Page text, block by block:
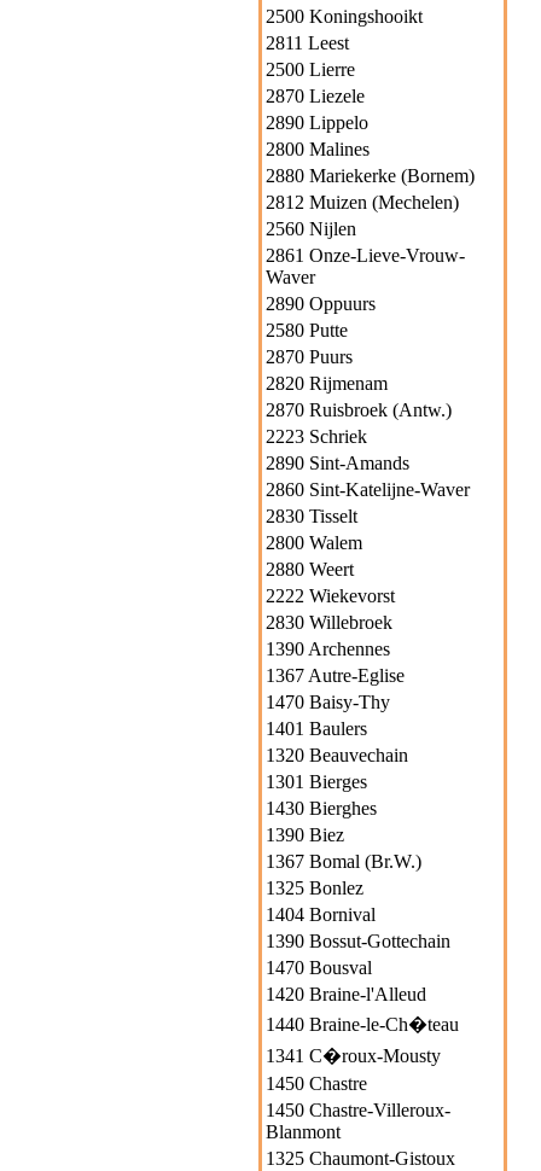
2500 Koningshooikt
2811 Leest
2500 Lierre
2870 Liezele
2890 Lippelo
2800 Malines
2880 Mariekerke (Bornem)
2812 Muizen (Mechelen)
2560 Nijlen
2861 Onze-Lieve-Vrouw-
Waver
2890 Oppuurs
2580 Putte
2870 Puurs
2820 Rijmenam
2870 Ruisbroek (Antw.)
2223 Schriek
2890 Sint-Amands
2860 Sint-Katelijne-Waver
2830 Tisselt
2800 Walem
2880 Weert
2222 Wiekevorst
2830 Willebroek
1390 Archennes
1367 Autre-Eglise
1470 Baisy-Thy
1401 Baulers
1320 Beauvechain
1301 Bierges
1430 Bierghes
1390 Biez
1367 Bomal (Br.W.)
1325 Bonlez
1404 Bornival
1390 Bossut-Gottechain
1470 Bousval
1420 Braine-l'Alleud
1440 Braine-le-Ch�teau
1341 C�roux-Mousty
1450 Chastre
1450 Chastre-Villeroux-
Blanmont
1325 Chaumont-Gistoux